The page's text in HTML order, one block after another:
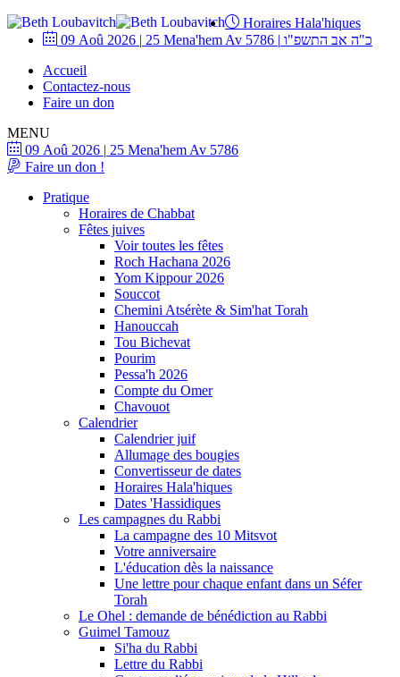
Horaires Hala'hiques
09 Aoû 2026 | 25 Mena'hem Av 5786 | כ"ה אב התשפ"ו
Accueil
Contactez-nous
Faire un don
MENU
09 Aoû 2026 | 25 Mena'hem Av 5786
Faire un don !
Pratique
Horaires de Chabbat
Fêtes juives
Voir toutes les fêtes
Roch Hachana 2026
Yom Kippour 2026
Souccot
Chemini Atsérète & Sim'hat Torah
Hanouccah
Tou Bichevat
Pourim
Pessa'h 2026
Compte du Omer
Chavouot
Calendrier
Calendrier juif
Allumage des bougies
Convertisseur de dates
Horaires Hala'hiques
Dates 'Hassidiques
Les campagnes du Rabbi
La campagne des 10 Mitsvot
Votre anniversaire
L'éducation dès la naissance
Une lettre pour chaque enfant dans un Séfer
Torah
Le Ohel : demande de bénédiction au Rabbi
Guimel Tamouz
Si'ha du Rabbi
Lettre du Rabbi